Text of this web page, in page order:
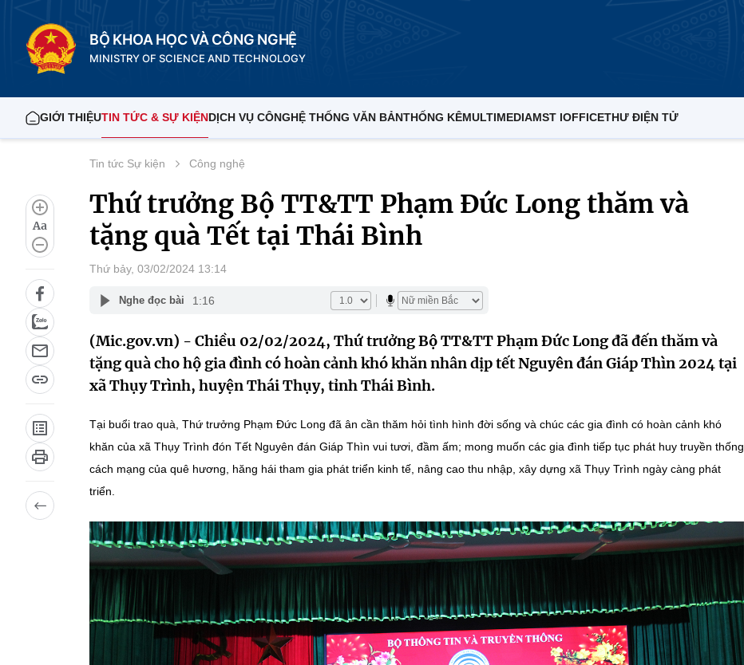
BỘ KHOA HỌC VÀ CÔNG NGHỆ
MINISTRY OF SCIENCE AND TECHNOLOGY
GIỚI THIỆUTIN TỨC & SỰ KIỆNDỊCH VỤ CÔNGHỆ THỐNG VĂN BẢNTHỐNG KÊMULTIMEDIAMST IOFFICETHƯ ĐIỆN TỬ
Aa
Tin tức Sự kiện Công nghệ
Thứ trưởng Bộ TT&TT Phạm Đức Long thăm và
tặng quà Tết tại Thái Bình
Thứ bảy, 03/02/2024 13:14
Nghe đọc bài 1:16
(Mic.gov.vn) - Chiều 02/02/2024, Thứ trưởng Bộ TT&TT Phạm Đức Long đã đến thăm và
tặng quà cho hộ gia đình có hoàn cảnh khó khăn nhân dịp tết Nguyên đán Giáp Thìn 2024 tại
xã Thụy Trình, huyện Thái Thụy, tỉnh Thái Bình.
Tại buổi trao quà, Thứ trưởng Phạm Đức Long đã ân cần thăm hỏi tình hình đời sống và chúc các gia đình có hoàn cảnh khó
khăn của xã Thụy Trình đón Tết Nguyên đán Giáp Thìn vui tươi, đầm ấm; mong muốn các gia đình tiếp tục phát huy truyền thống
cách mạng của quê hương, hăng hái tham gia phát triển kinh tế, nâng cao thu nhập, xây dựng xã Thụy Trình ngày càng phát
triển.